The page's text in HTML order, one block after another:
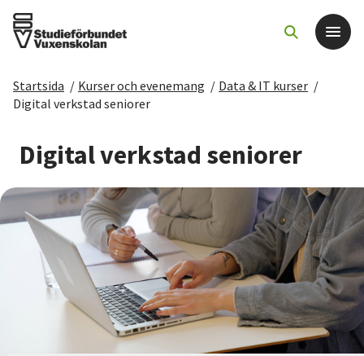
Det här gör vi
För dig som
Sök kurser och evenemang
Om SV
Starta studiecirkel
Startsida / Kurser och evenemang / Data & IT kurser /
Digital verkstad seniorer
Digital verkstad seniorer